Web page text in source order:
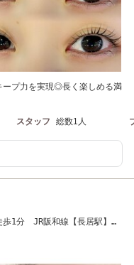
ープ力を実現◎長く楽しめる満
スタッフ 総数1人
歩1分 JR阪和線【長居駅】徒